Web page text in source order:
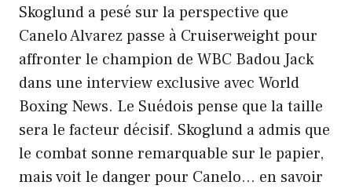
Skoglund a pesé sur la perspective que
Canelo Alvarez passe à Cruiserweight pour
affronter le champion de WBC Badou Jack
dans une interview exclusive avec World
Boxing News. Le Suédois pense que la taille
sera le facteur décisif. Skoglund a admis que
le combat sonne remarquable sur le papier,
mais voit le danger pour Canelo… en savoir